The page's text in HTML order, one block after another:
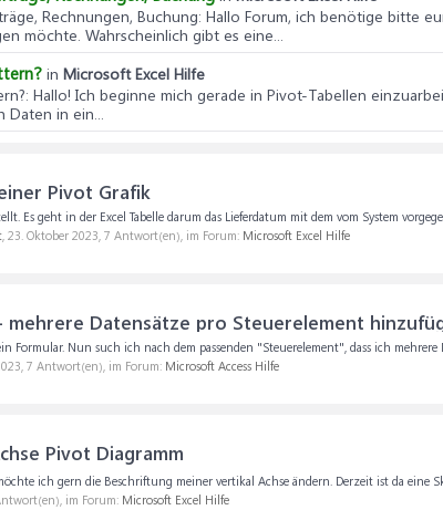
Rechnungen, Buchung: Hallo Forum, ich benötige bitte
möchte. Wahrscheinlich gibt es eine...
in Microsoft Excel Hilfe
: Hallo! Ich beginne mich gerade in Pivot-Tabellen
Daten in ein...
Pivot Grafik
Es geht in der Excel Tabelle darum das Lieferdatum mit dem vom System
, 23. Oktober 2023, 7 Antwort(en), im Forum: Microsoft Excel Hilfe
mehrere Datensätze pro Steuerelement
Formular. Nun such ich nach dem passenden "Steuerelement", dass ich mehrere
, 7 Antwort(en), im Forum: Microsoft Access Hilfe
Pivot Diagramm
ich gern die Beschriftung meiner vertikal Achse ändern. Derzeit ist da eine
im Forum: Microsoft Excel Hilfe